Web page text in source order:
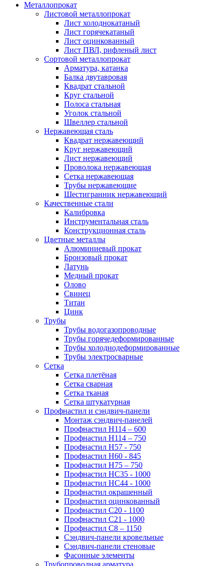
Металлопрокат
Листовой металлопрокат
Лист холоднокатаный
Лист горячекатаный
Лист оцинкованный
Лист ПВЛ, рифленый лист
Сортовой металлопрокат
Арматура, катанка
Балка двутавровая
Квадрат стальной
Круг стальной
Полоса стальная
Уголок стальной
Швеллер стальной
Нержавеющая сталь
Квадрат нержавеющий
Круг нержавеющий
Лист нержавеющий
Проволока нержавеющая
Сетка нержавеющая
Трубы нержавеющие
Шестигранник нержавеющий
Качественные стали
Калибровка
Инструментальная сталь
Конструкционная сталь
Цветные металлы
Алюминиевый прокат
Бронзовый прокат
Латунь
Медный прокат
Олово
Свинец
Титан
Цинк
Трубы
Трубы водогазопроводные
Трубы горячедеформированные
Трубы холоднодеформированные
Трубы электросварные
Сетка
Сетка плетёная
Сетка сварная
Сетка тканая
Сетка штукатурная
Профнастил и сэндвич-панели
Монтаж сэндвич-панелей
Профнастил Н114 – 600
Профнастил Н114 – 750
Профнастил Н57 - 750
Профнастил Н60 - 845
Профнастил Н75 – 750
Профнастил НС35 - 1000
Профнастил НС44 - 1000
Профнастил окрашенный
Профнастил оцинкованный
Профнастил С20 - 1100
Профнастил С21 - 1000
Профнастил С8 – 1150
Сэндвич-панели кровельные
Сэндвич-панели стеновые
Фасонные элементы
Трубопроводная арматура